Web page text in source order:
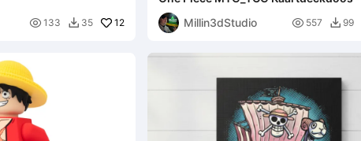
 133  35 12
Piratenschedel
Millin3dStudio
 557  99